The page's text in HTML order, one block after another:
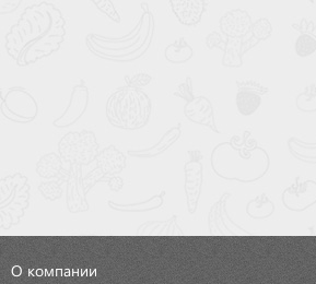
О компании